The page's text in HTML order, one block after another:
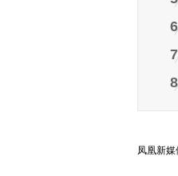
6
7
8
凤凰新媒